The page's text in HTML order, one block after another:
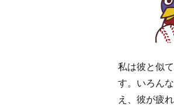
私は彼と似
す。いろん
え、彼が疲